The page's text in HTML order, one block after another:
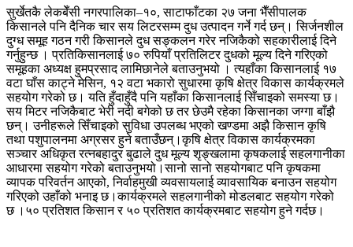
सुर्खेतकै लेकबेँसी नगरपालिका–१०, साटाफाँटका २७ जना भैँसीपालक
किसानले पनि दैनिक चार सय लिटरसम्म दुध उत्पादन गर्ने गर्द छन्। सिर्जनशील
दुग्ध समूह गठन गरी किसानले दुध सङ्कलन गरेर नजिकैको सहकारीलाईदिने
गर्नुहुन्छ ।प्रतिकिसानलाई ७० रुपियाँ प्रतिलिटर दुधको मूल्य दिने गरिएको
समूहका अध्यक्ष हुमप्रसाद लामिछानेले बताउनुभयो । त्यहाँका किसानलाई १७
वटा घाँस काट्ने मेसिन, १२ वटा भकारो सुधारमा कृषि क्षेत्र विकास कार्यक्रमले
सहयोग गरेको छ। यति हुँदाहुँदै पनि यहाँका किसानलाई सिँचाइको समस्या छ।
सय मिटर नजिकैबाट भेरी नदी बगेको छ तर छेउमै रहेका किसानका जग्गा बाँझै
छन्। उनीहरूले सिँचाइको सुविधा उपलब्ध भएको खण्डमा अझै किसान कृषि
तथा पशुपालनमा अग्रसर हुने बताउँछन्।कृषि क्षेत्र विकास कार्यक्रमका
सञ्चार अधिकृत रत्नबहादुर बुढाले दुध मूल्य शृङ्खलामा कृषकलाई सहलगानीका
आधारमा सहयोग गरेको बताउनुभयो।सानो सानो सहयोगबाट पनि कृषकमा
व्यापक परिवर्तन आएको, निर्वाहमुखी व्यवसायलाई व्यावसायिक बनाउन सहयोग
गरिएको उहाँको भनाइ छ।कार्यक्रमले सहलगानीको मोडलबाट सहयोग गरेको
छ ।५० प्रतिशत किसान र ५० प्रतिशत कार्यक्रमबाट सहयोग हुने गर्दछ।